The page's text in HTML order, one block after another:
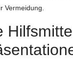
Vermeidung.